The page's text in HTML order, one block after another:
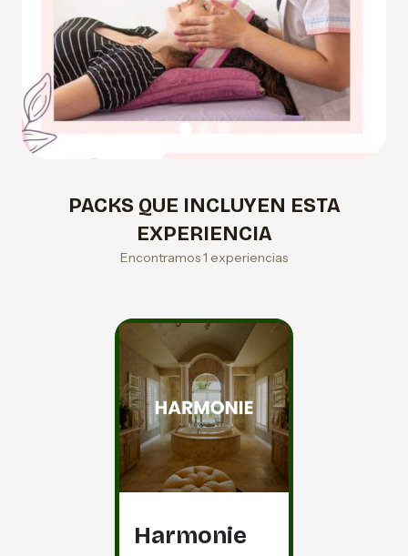
PACKS QUE INCLUYEN ESTA
EXPERIENCIA
Encontramos 1 experiencias
Harmonie